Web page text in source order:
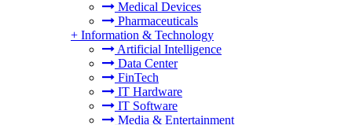
Medical Devices
Pharmaceuticals
+ Information & Technology
Artificial Intelligence
Data Center
FinTech
IT Hardware
IT Software
Media & Entertainment